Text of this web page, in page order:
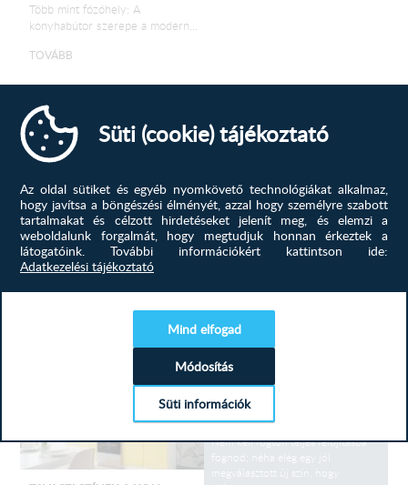
Több mint főzőhely: A
konyhabútor szerepe a modern...
TOVÁBB
KONYHABÚTOR TERVEZÉS...
konyhabútor, konyhabútor
tervezés, új, ötletek,
de olykor ijesztő feladat is lehet.
Hogy elkerüld a buktatókat, kövesd
legfontosabb, hogy lemérjük a
területet, ahova a konyhabútor fog
be kerülni....
ideje, miért ne kezdenéd ezt az
otthonod szívével, a konyhával?
Nem kell rögtön teljes felújításba
fognod; néha elég egy jól
megválasztott új szín, hogy
Süti (cookie) tájékoztató
Az oldal sütiket és egyéb nyomkövető technológiákat alkalmaz,
hogy javítsa a böngészési élményét, azzal hogy személyre szabott
tartalmakat és célzott hirdetéseket jelenít meg, és elemzi a
weboldalunk forgalmát, hogy megtudjuk honnan érkeztek a
látogatóink.
További információkért kattintson ide:
Adatkezelési tájékoztató
Mind elfogad
Módosítás
Süti információk